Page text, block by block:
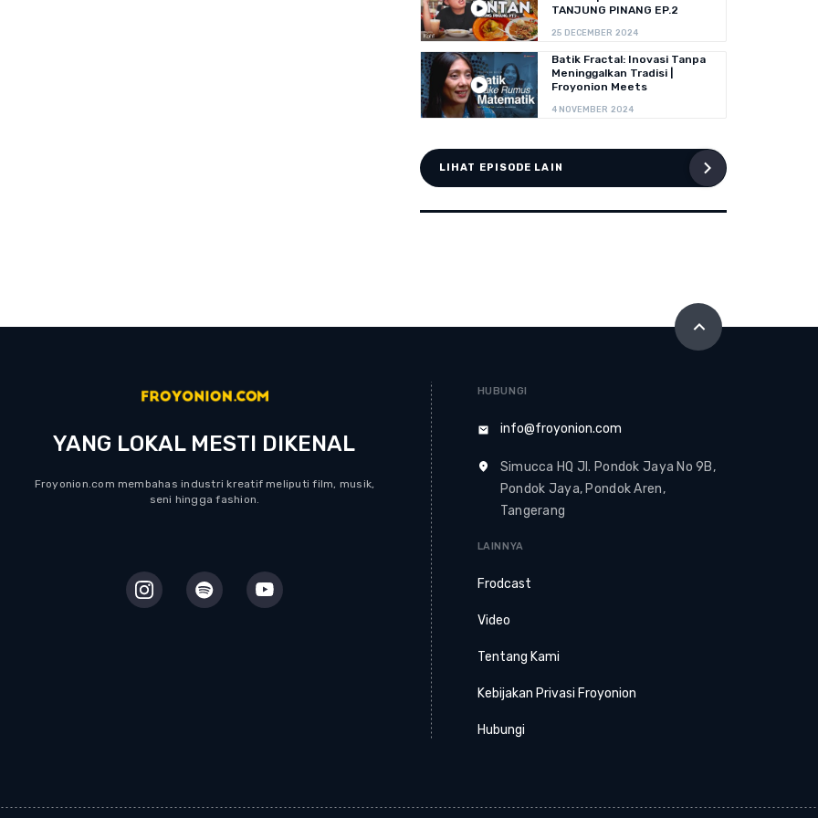
TANJUNG PINANG EP.2
25 DECEMBER 2024
Batik Fractal: Inovasi Tanpa
Meninggalkan Tradisi |
Froyonion Meets
4 NOVEMBER 2024
LIHAT EPISODE LAIN
YANG LOKAL MESTI DIKENAL
Froyonion.com membahas industri kreatif meliputi film, musik,
seni hingga fashion.
HUBUNGI
info@froyonion.com
Simucca HQ Jl. Pondok Jaya No 9B,
Pondok Jaya, Pondok Aren,
Tangerang
LAINNYA
Frodcast
Video
Tentang Kami
Kebijakan Privasi Froyonion
Hubungi